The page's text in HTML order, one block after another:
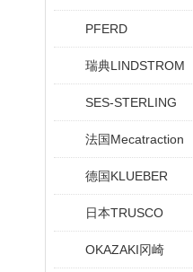
PFERD
瑞典LINDSTROM
SES-STERLING
法国Mecatraction
德国KLUEBER
日本TRUSCO
OKAZAKI冈崎